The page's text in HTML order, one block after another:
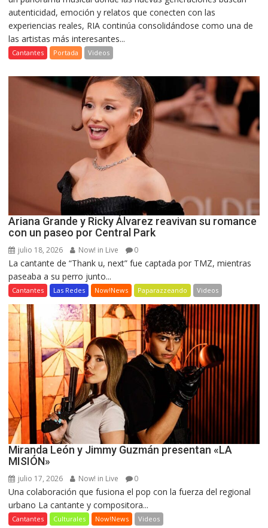
autenticidad, emoción y relatos que conecten con las
experiencias reales, RIA continúa consolidándose como una de
las artistas más interesantes...
Cantantes Portada Videos
Ariana Grande y Ricky Álvarez reavivan su romance
con un paseo por Central Park
julio 18, 2026 Now! in Live 0
La cantante de “Thank u, next” fue captada por TMZ, mientras
paseaba a su perro junto...
Cantantes Las Redes Now!News Paparazzeando Videos
Miranda León y Jimmy Guzmán presentan «LA
MISIÓN»
julio 17, 2026 Now! in Live 0
Una colaboración que fusiona el pop con la fuerza del regional
urbano La cantante y compositora...
Cantantes Culturales Now!News Videos